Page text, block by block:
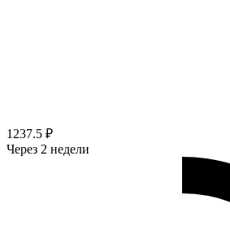
1237.5 ₽
Через 2 недели